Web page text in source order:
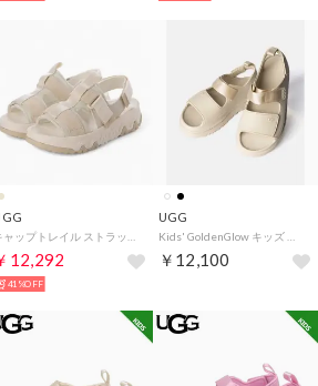
12,292
41%OFF
UGG
￥12,100